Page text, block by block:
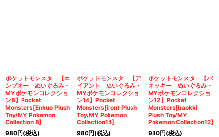
ポケットモンスター【エ
ンブオー ぬいぐるみ・
MYポケモンコレクショ
ン8】Pocket
Monsters[Enbuo Plush
Toy/MY Pokemon
Collection 8]
980円(税込)
ポケットモンスター【ア
イアント ぬいぐるみ・
MYポケモンコレクショ
ン14】Pocket
Monsters[iront Plush
Toy/MY Pokemon
Collection14]
980円(税込)
ポケットモンスター【バ
オッキー ぬいぐるみ・
MYポケモンコレクショ
ン12】Pocket
Monsters[baokki
Plush Toy/MY
Pokemon Collection12]
980円(税込)